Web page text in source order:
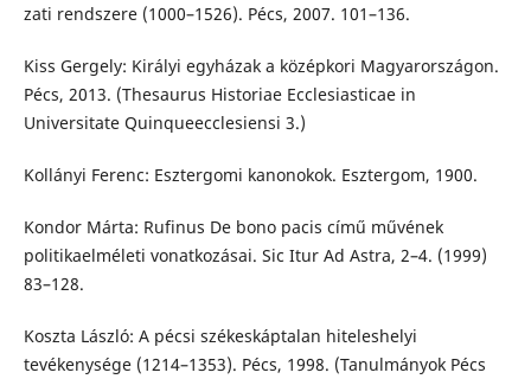
zati rendszere (1000–1526). Pécs, 2007. 101–136.
Kiss Gergely: Királyi egyházak a középkori Magyarországon.
Pécs, 2013. (Thesaurus Historiae Ecclesiasticae in
Universitate Quinqueecclesiensi 3.)
Kollányi Ferenc: Esztergomi kanonokok. Esztergom, 1900.
Kondor Márta: Rufinus De bono pacis című művének
politikaelméleti vonatkozásai. Sic Itur Ad Astra, 2–4. (1999)
83–128.
Koszta László: A pécsi székeskáptalan hiteleshelyi
tevékenysége (1214–1353). Pécs, 1998. (Tanulmányok Pécs